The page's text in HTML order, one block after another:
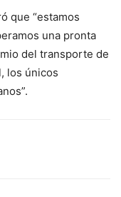
que “estamos
una pronta
del transporte de
los únicos